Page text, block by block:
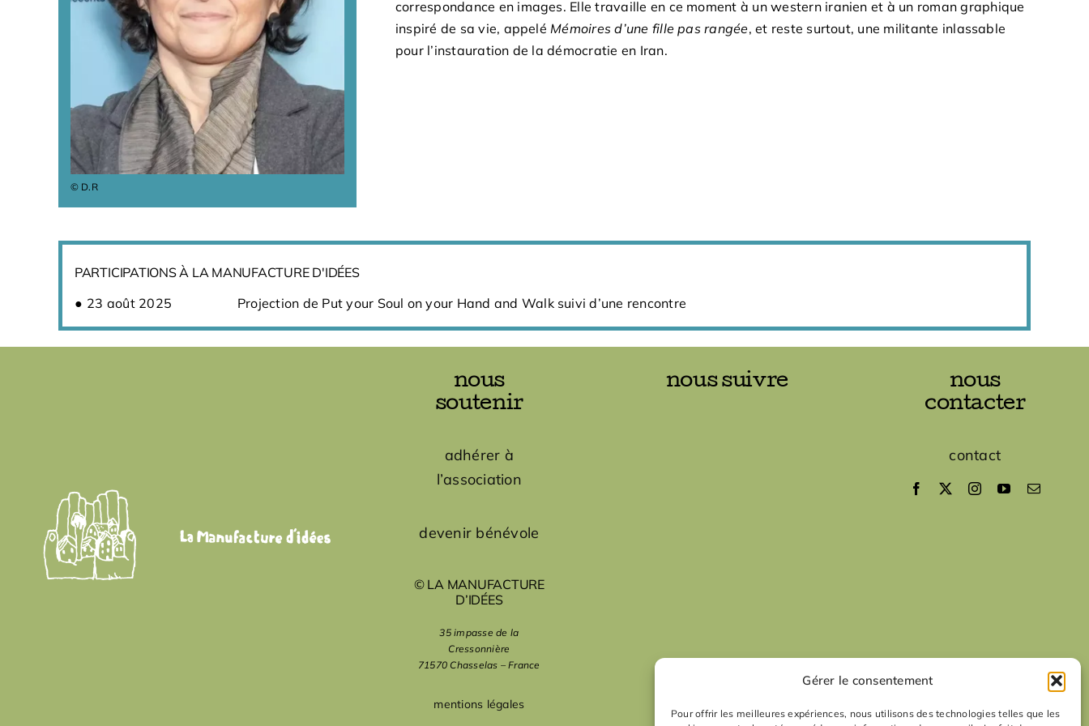
Gérer le consentement
Pour offrir les meilleures expériences, nous utilisons des technologies telles que les
© D.R
correspondance en images. Elle travaille en ce moment à un western iranien et à un roman graphique
inspiré de sa vie, appeléMémoires d’une fille pas rangée, et reste surtout, une militante inlassable
pour l’instauration de la démocratie en Iran.
PARTICIPATIONS À LA MANUFACTURE D'IDÉES
23 août 2025
Projection de Put your Soul on your Hand and Walk suivi d’une rencontre
nous
soutenir
adhérer à
l’association
devenir bénévole
© LA MANUFACTURE
D’IDÉES
35 impasse de la
Cressonnière
71570 Chasselas – France
mentions légales
nous suivre
nous
contacter
contact